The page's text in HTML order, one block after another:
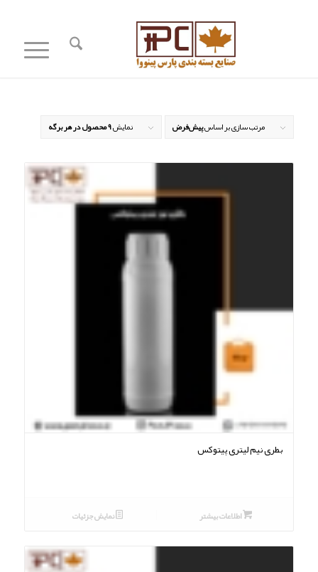
مرتب سازی بر اساسپیش‌فرض نمایش۹ محصول در هر برگه
بطری نیم لیتری پیتوکس
اطلاعات بیشتر نمایش جزئیات